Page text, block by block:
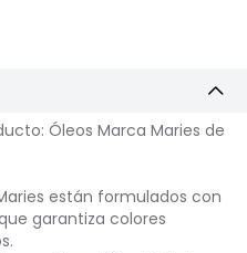
Óleos Marca Maries de
están formulados con
garantiza colores